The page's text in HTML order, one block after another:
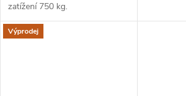
zatížení 750 kg.
Výprodej